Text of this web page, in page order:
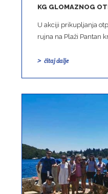
KG GLOMAZNOG
U akciji prikupljanja
rujna na Plaži Pantan
čitaj dalje